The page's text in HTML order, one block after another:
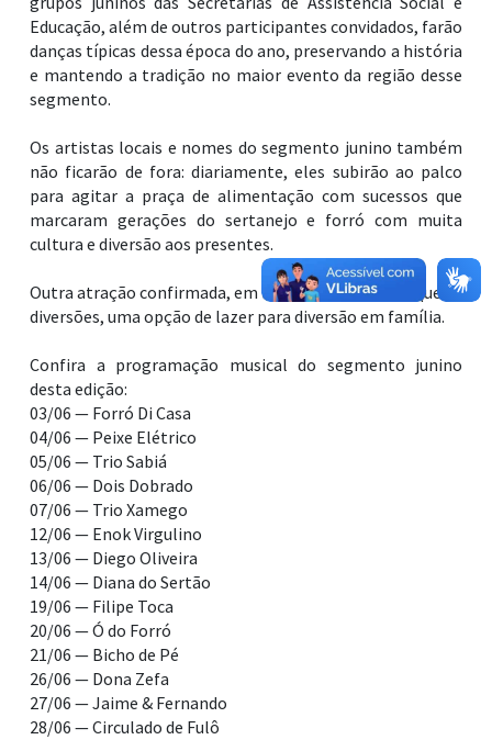
Educação, além de outros participantes convidados, farão
danças típicas dessa época do ano, preservando a história
e mantendo a tradição no maior evento da região desse
segmento.
Os artistas locais e nomes do segmento junino também
não ficarão de fora: diariamente, eles subirão ao palco
para agitar a praça de alimentação com sucessos que
marcaram gerações do sertanejo e forró com muita
cultura e diversão aos presentes.
Outra atração confirmada, em mais um ano, é o parque de
diversões, uma opção de lazer para diversão em família.
Confira a programação musical do segmento junino
desta edição:
03/06 — Forró Di Casa
04/06 — Peixe Elétrico
05/06 — Trio Sabiá
06/06 — Dois Dobrado
07/06 — Trio Xamego
12/06 — Enok Virgulino
13/06 — Diego Oliveira
14/06 — Diana do Sertão
19/06 — Filipe Toca
20/06 — Ó do Forró
21/06 — Bicho de Pé
26/06 — Dona Zefa
27/06 — Jaime & Fernando
28/06 — Circulado de Fulô